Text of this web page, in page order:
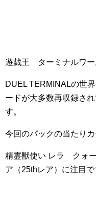
遊戯王 ターミナルワー
DUEL TERMINALの世
ードが大多数再収録さ
す。
今回のパックの当たり
精霊獣使い レラ クォ
ア（25thレア）に注目で